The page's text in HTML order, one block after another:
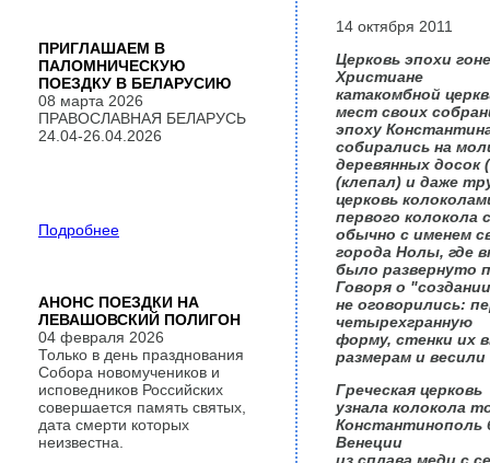
14 октября 2011
Церковь эпохи
Христиане
катакомбной
мест своих
эпоху
собирались на
деревянных досок
(клепал) и даже
церковь
первого колокола
обычно с именем
города Нолы, где
было развернуто
Говоря о
не оговорились:
четырехгранную
форму, стенки их
размерам и весили
Греческая церковь
узнала колокола
Константинополь
Венеции
ПРИГЛАШАЕМ В
ПАЛОМНИЧЕСКУЮ
ПОЕЗДКУ В БЕЛАРУСИЮ
08 марта 2026
ПРАВОСЛАВНАЯ БЕЛАРУСЬ
24.04-26.04.2026
Подробнее
АНОНС ПОЕЗДКИ НА
ЛЕВАШОВСКИЙ ПОЛИГОН
04 февраля 2026
Только в день празднования
Собора новомучеников и
исповедников Российских
совершается память святых,
дата смерти которых
неизвестна.